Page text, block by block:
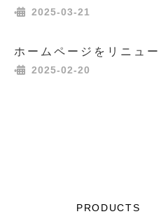
• 2025-03-21
ホームページをリニュ
• 2025-02-20
PRODUCTS